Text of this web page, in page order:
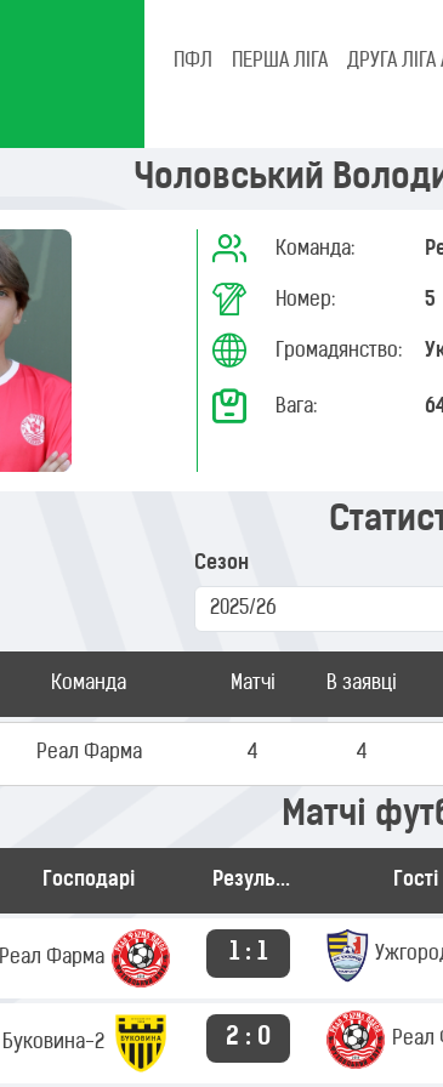
ПФЛ ПЕРША ЛІГА ДРУГА ЛІГА
Чоловський
Команда:
Номер: 5
Громадянство:
Вага:
Сезон
Команда Матчі В заявці
Реал Фарма 4 4
Матчі
Господарі Результат Гості
Реал Фарма 1 : 1
Буковина-2 2 : 0 Реал